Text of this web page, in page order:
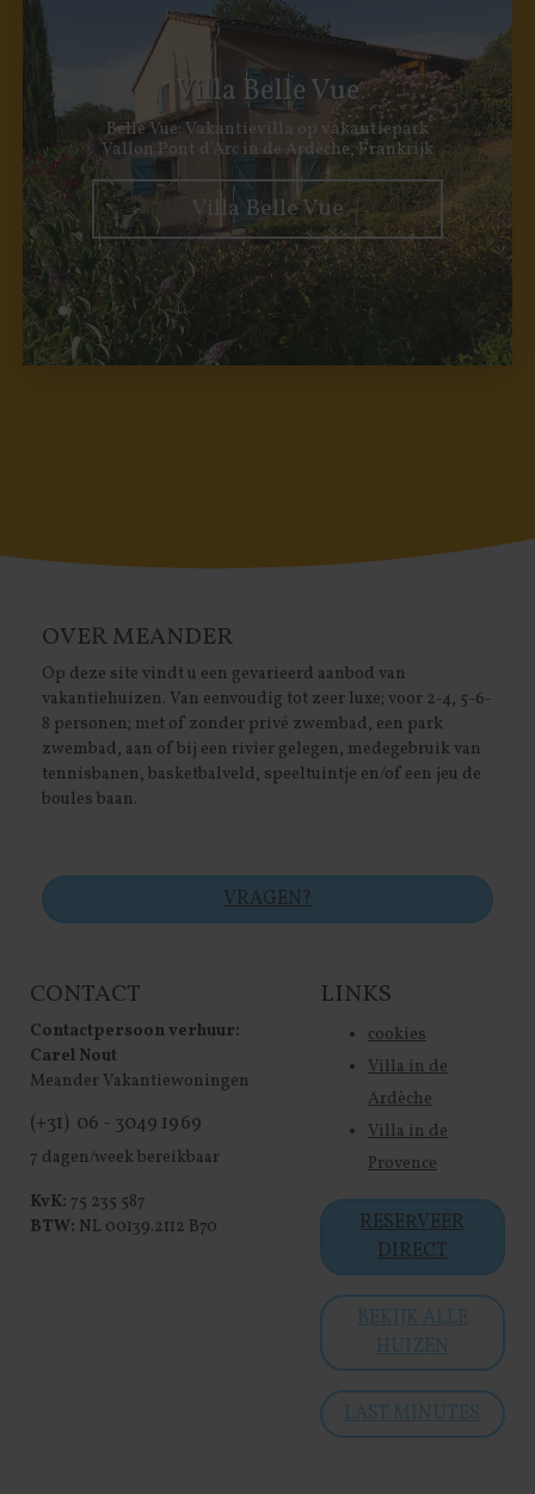
Villa Belle Vue
Belle Vue: Vakantievilla op vakantiepark
Vallon Pont d'Arc in de Ardèche, Frankrijk
Villa Belle Vue
CONTACT
Contactpersoon verhuur:
Carel Nout
Meander Vakantiewoningen
(+31) 06 - 3049 1969
7 dagen/week bereikbaar
KvK: 75 235 587
BTW: NL 00139.2112 B70
OVER MEANDER
Op deze site vindt u een gevarieerd aanbod van
vakantiehuizen. Van eenvoudig tot zeer luxe; voor 2-4, 5-6-
8 personen; met of zonder privé zwembad, een park
zwembad, aan of bij een rivier gelegen, medegebruik van
tennisbanen, basketbalveld, speeltuintje en/of een jeu de
boules baan.
VRAGEN?
LINKS
cookies
Villa in de
Ardèche
Villa in de
Provence
RESERVEER
DIRECT
BEKIJK ALLE
HUIZEN
LAST MINUTES